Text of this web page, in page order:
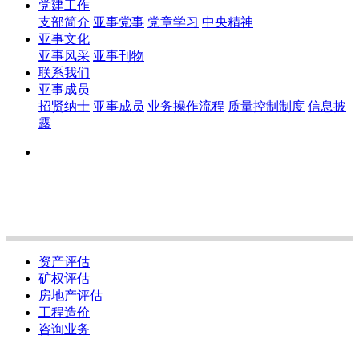
党建工作
支部简介 亚事党事 党章学习 中央精神
亚事文化
亚事风采 亚事刊物
联系我们
亚事成员
招贤纳士 亚事成员 业务操作流程 质量控制制度 信息披
露
资产评估
矿权评估
房地产评估
工程造价
咨询业务